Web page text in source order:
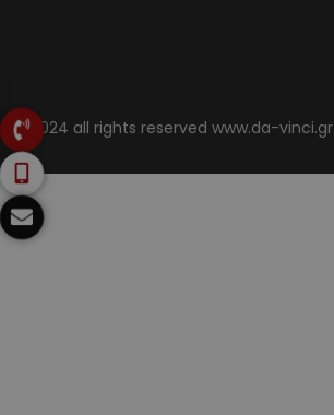
© 2024 all rights reserved www.da-vinci.gr